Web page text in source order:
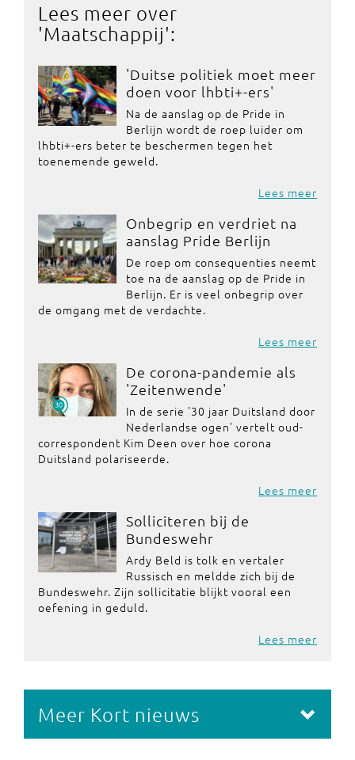
Lees meer over
'Maatschappij':
'Duitse politiek moet meer
doen voor lhbti+-ers'
Na de aanslag op de Pride in
Berlijn wordt de roep luider om
lhbti+-ers beter te beschermen tegen het
toenemende geweld.
Lees meer
Onbegrip en verdriet na
aanslag Pride Berlijn
De roep om consequenties neemt
toe na de aanslag op de Pride in
Berlijn. Er is veel onbegrip over
de omgang met de verdachte.
Lees meer
De corona-pandemie als
'Zeitenwende'
In de serie '30 jaar Duitsland door
Nederlandse ogen' vertelt oud-
correspondent Kim Deen over hoe corona
Duitsland polariseerde.
Lees meer
Solliciteren bij de
Bundeswehr
Ardy Beld is tolk en vertaler
Russisch en meldde zich bij de
Bundeswehr. Zijn sollicitatie blijkt vooral een
oefening in geduld.
Lees meer
Meer Kort nieuws